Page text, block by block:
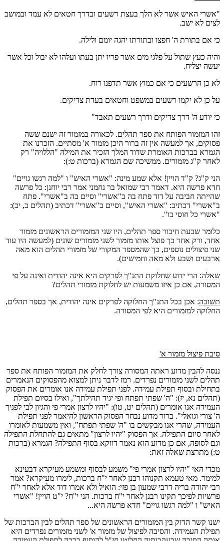
"אשרי האיש אשר לא הלך בעצת רשעים ובדרך חטאים לא עמד ובמושב
לצים לא ישב.
כי אם בתורת ה' חפצו ובתורתו יהגה יומם ולילה.
והיה כעץ שתול על פלגי מים אשר פריו יתן בעתו ועלהו לא יבול וכל אשר
יעשה יצליח.
לא כן הרשעים כי אם כמוץ אשר תדפנו רוח.
על כן לא יקמו רשעים במשפט וחטאים בעדת צדיקים.
כי יודע ה' דרך צדיקים ודרך רשעים תאבד"
זהו המזמור הפותח את ספר תהלים. לכאורה במזמור זה ישנם ששה
פסוקים, אך למעשה אין זה ברור היכן מזמור א' מסתיים. הזכרנו את
הגמרא בברכות האומרת שדוד המלך הזכיר את המילה "הללויה" רק
לאחר ק"ג מזמורים. ממשיכה שם הגמרא (ברכות ט:):
הני ק"ג? ק"ד הויין! אלא שמע מינה: "אשרי האיש" ו "למה רגשו גויים"
חדא פרשה היא. דאמר רבי שמואל בר נחמני אמר רבי יוחנן: כל פרשה
שהייתה חביבה על דוד פתח בה ב"אשרי" וסיים בה ב"אשרי". פתח
ב"אשרי" דכתיב: "אשרי האיש", וסיים ב"אשרי" דכתיב (תהלים ב, יב):
"אשרי כל חוסי בו".
כלומר שבעת חיבור ספר תהלים, היו שני המזמורים הראשונים מזמור
אחד, ורק אחר כך פוצל אותו מזמור לשני מזמורים שונים (למעשה היו עוד
שני פיצולים נוספים, כך שהמספר המקורי של מזמורי תהלים הוא מאה
ארבעים ושבע ולא מאה וחמישים).
שאלה: הרי ידוע שחלוקת התנ"ך לפרקים היא אינה יהודית ואינה על פי
המסורה, אם כן איזו משמעות יש לחלוקת מזמורי תהלים?
תשובה: אכן בכל התנ"ך החלוקה לפרקים אינה יהודית, אך בספר תהלים,
החלוקה למזמורים היא לפי המסורה.
סיבת פיצול מזמור א'
ננסה להבין מדוע ראתה המסורה צורך לחלק את המזמור הפותח את ספר
תהלים לשני מזמורים נפרדים. רמז לדבר ניתן למצוא מהפסוקים הנאמרים
בתחילת ובסוף תפילת עמידה. לפני תפילת עמידה אנו אומרים את הפסוק
(תהלים נא, יז): "ה' שפתי תפתח ופי יגיד תהילתך", ואילו בסיום תפילת
העמידה אנו אומרים (תהלים יט, טו): "יהיו לרצון אמרי פי והגיון לבי לפניך
ה' צורי וגואלי". ברור מדוע נבחר הפסוק הראשון להיאמר לפני תפילת
העמידה, שהרי אנו מבקשים בו "ה' שפתי תפתח", ואין משמעות לאומרו
לאחר סיום התפילה. אך הפסוק "יהיו לרצון" מתאים גם להתחלת התפילה
וגם לסופה, אם כן מדוע הוא נאמר דווקא בסוף התפילה? הגמרא (ברכות
ט:) מתרצת שאלה זאת:
מכדי האי "יהיו לרצון אמרי פי" משמע לבסוף ומשמע מעיקרא דבעינא
למימר. מאי טעמא תקנוהו רבנן לאחר י"ח ברכות, לימרו מעיקרא? אמר
רבי יהודה בריה דרבי שמעון בן פזי: הואיל ולא אמרו דוד אלא לאחר י"ח
פרשיות לפיכך תקינו רבנן לאחר י"ח ברכות. הני י"ח? י"ט הויין! "אשרי
האיש" ו "למה רגשו גויים" חדא פרשה היא...
ישנו קשר הדוק בין המזמורים הראשונים של ספר תהלים לבין הברכות של
תפילת העמידה. והסיבה לפיצול של מזמור א' לשני מזמורים נפרדים היא